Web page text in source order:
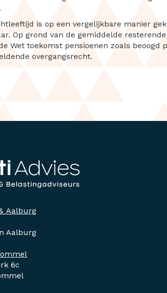
is op een vergelijkbare manier
Op grond van de gemiddelde
Wet toekomst pensioenen zoals
overgangsrecht.
Aalburg
Aalburg
6c